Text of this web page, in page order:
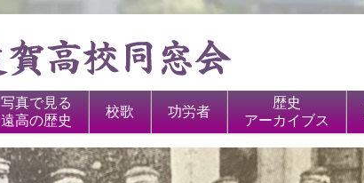
写真で見る
遠高の歴史
校歌 功労者
歴史
アーカイブス